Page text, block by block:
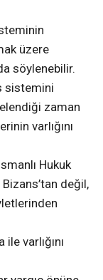
üzere
söylenebilir.
sistemini
zaman
varlığını
Hukuk
değil,
varlığını